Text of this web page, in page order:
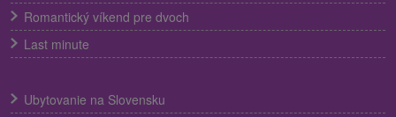
Romantický víkend pre dvoch
Last minute
Ubytovanie na Slovensku